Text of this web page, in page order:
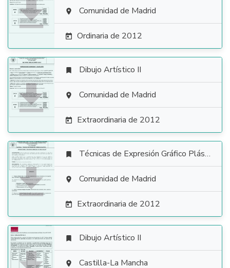
  Comunidad de Madrid
 Ordinaria de 2012

 Dibujo Artístico II
 Comunidad de Madrid
 Extraordinaria de 2012

 Técnicas de Expresión Gráfico Plástica
 Comunidad de Madrid
 Extraordinaria de 2012
 Dibujo Artístico II
 Castilla-La Mancha